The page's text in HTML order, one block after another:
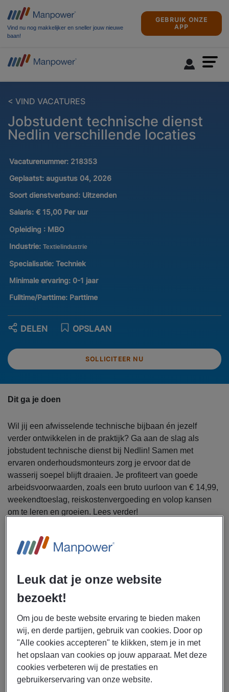
Vind nu nog makkelijker en sneller jouw nieuwe
baan!
GEBRUIK ONZE
APP
< VIND VACATURES
Jobstudent technische dienst
Nedlin verschillende locaties
Vacaturenummer: 218353
Geplaatst: augustus 04, 2026
Soort dienstverband: Uitzenden
Salaris: € 15,00 Per uur
Opleiding : MBO
Industrie: Textielindustrie
Specialisatie: Techniek
Minimale ervaring: 0-1 jaar
Fulltime/Parttime: Parttime
SOLLICITEER NU
OPSLAAN
DELEN
Dit ga je doen
Wil jij een afwisselende technische bijbaan én jezelf
verder ontwikkelen in de praktijk? Ga aan de slag als
jobstudent technische dienst bij Nedlin! Samen met
ervaren onderhoudsmonteurs zorg je ervoor dat de
wasserij soepel blijft draaien. Je profiteert van goede
arbeidsvoorwaarden, zoals een bruto uurloon van € 14,99,
weekendtoeslag, reiskostenvergoeding en volop kansen
om te leren en groeien. Lees verder!
Uitzendbureau Manpower is voor Nedlin op zoek naar
een jobstudent technische dienst voor meerdere
Als jobstudent technische dienst ga jij je bezighouden met
de volgende werkzaamheden:
werkzaamheden
Ondersteunen bij preventief onderhoud aan moderne
machines en het verhelpen van storingen
Assisteren bij elektronische en mechanische
revisies
Leuk dat je onze website
bezoekt!
Om jou de beste website ervaring te bieden maken
wij, en derde partijen, gebruik van cookies. Door op
"Alle cookies accepteren" te klikken, stem je in met
het opslaan van cookies op jouw apparaat. Met deze
cookies verbeteren wij de prestaties en
gebruikerservaring van onze website.